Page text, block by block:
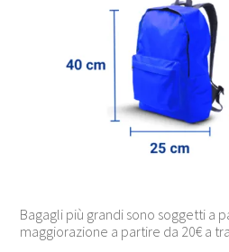
Bagagli più grandi sono soggetti a
maggiorazione a partire da 20€ a